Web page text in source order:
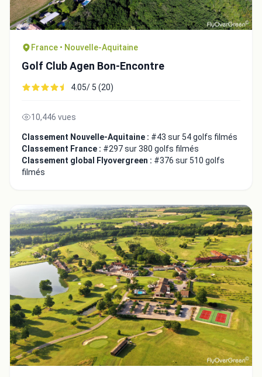
France • Nouvelle-Aquitaine
Golf Club Agen Bon-Encontre
4.05/ 5 (20)
10,446 vues
Classement Nouvelle-Aquitaine : #43 sur 54 golfs filmés
Classement France : #297 sur 380 golfs filmés
Classement global Flyovergreen : #376 sur 510 golfs
filmés